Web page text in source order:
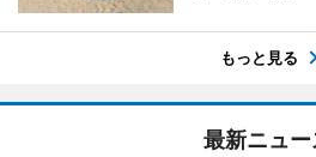
もっと見る
最新ニュー